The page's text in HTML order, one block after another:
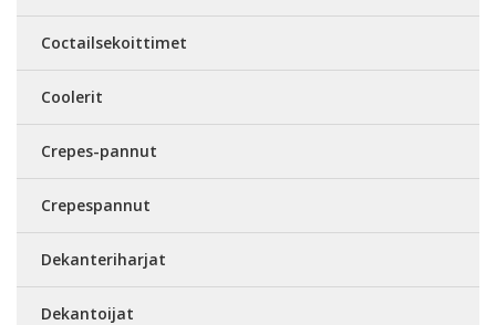
Coctailsekoittimet
Coolerit
Crepes-pannut
Crepespannut
Dekanteriharjat
Dekantoijat